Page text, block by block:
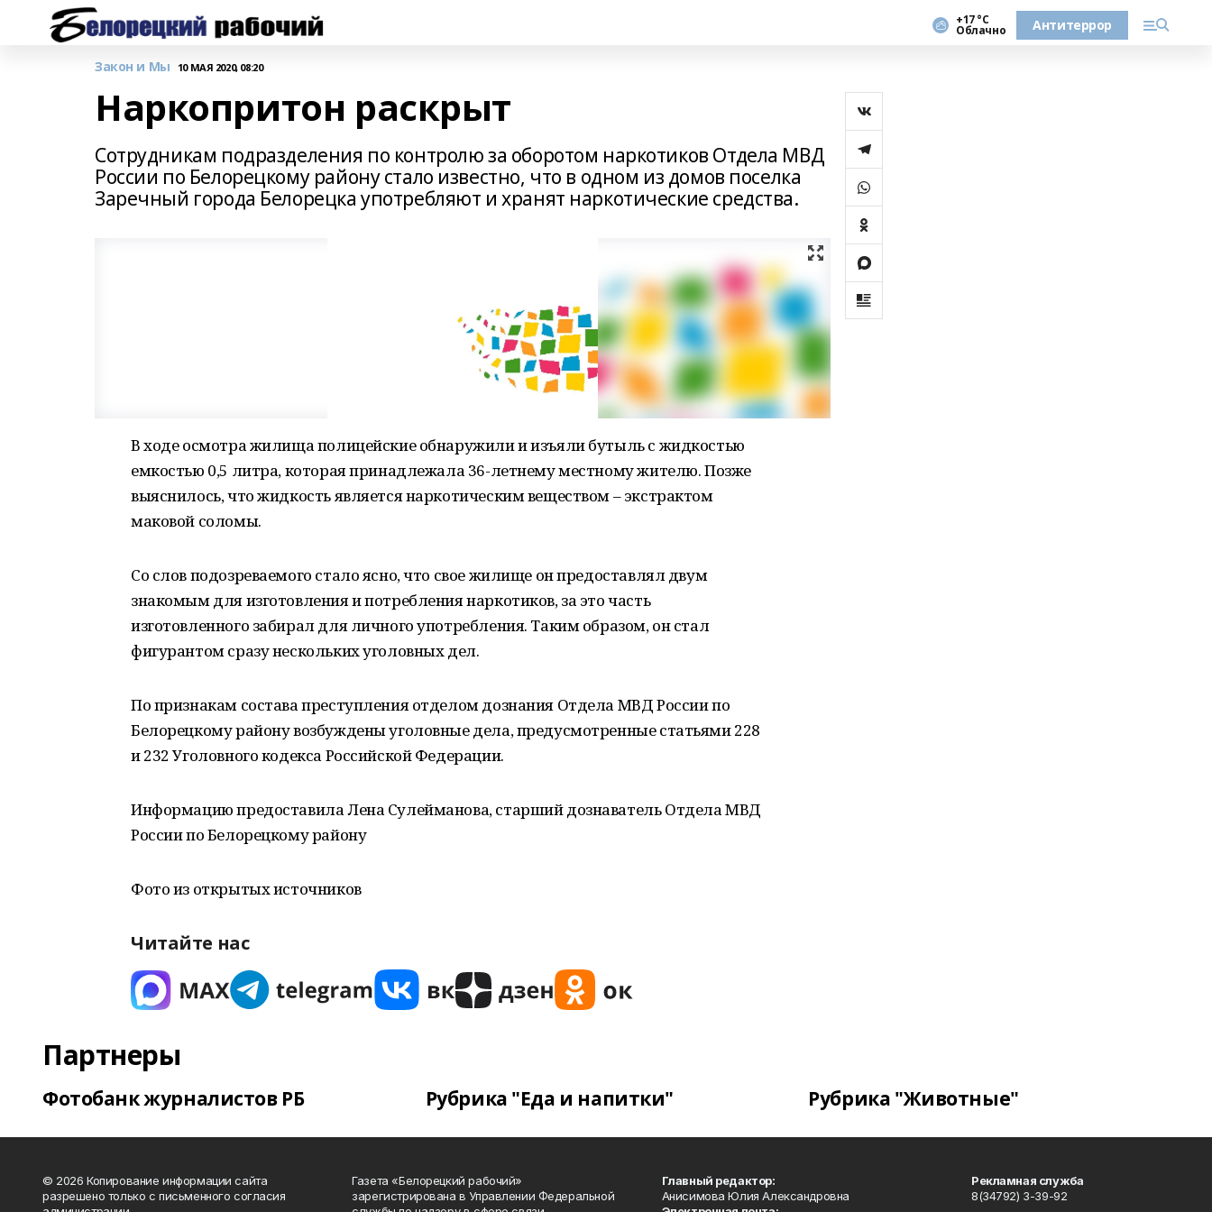
+17 °С
Облачно Антитеррор
Закон и Мы 10 МАЯ 2020, 08:20
Наркопритон раскрыт
Сотрудникам подразделения по контролю за оборотом наркотиков Отдела МВД
России по Белорецкому району стало известно, что в одном из домов поселка
Заречный города Белорецка употребляют и хранят наркотические средства.
В ходе осмотра жилища полицейские обнаружили и изъяли бутыль с жидкостью
емкостью 0,5 литра, которая принадлежала 36-летнему местному жителю. Позже
выяснилось, что жидкость является наркотическим веществом – экстрактом
маковой соломы.
Со слов подозреваемого стало ясно, что свое жилище он предоставлял двум
знакомым для изготовления и потребления наркотиков, за это часть
изготовленного забирал для личного употребления. Таким образом, он стал
фигурантом сразу нескольких уголовных дел.
По признакам состава преступления отделом дознания Отдела МВД России по
Белорецкому району возбуждены уголовные дела, предусмотренные статьями 228
и 232 Уголовного кодекса Российской Федерации.
Информацию предоставила Лена Сулейманова, старший дознаватель Отдела МВД
России по Белорецкому району
Фото из открытых источников
Читайте нас
Партнеры
Фотобанк журналистов РБ Рубрика "Еда и напитки" Рубрика "Животные"
© 2026 Копирование информации сайта
разрешено только с письменного согласия
Газета «Белорецкий рабочий»
зарегистрирована в Управлении Федеральной
Главный редактор:
Анисимова Юлия Александровна
Рекламная служба
8(34792) 3-39-92